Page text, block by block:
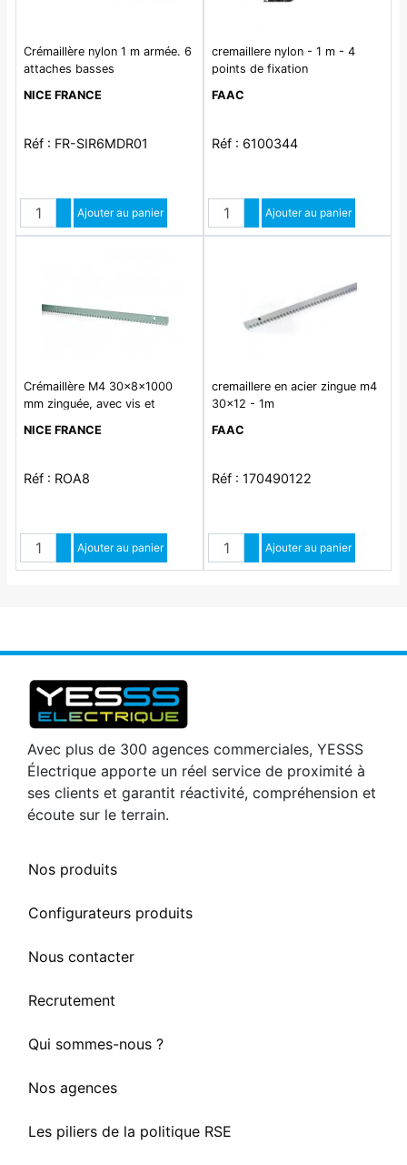
Crémaillère nylon 1 m armée. 6
attaches basses
NICE FRANCE
Réf : FR-SIR6MDR01
QuantitéAugmenter quantité
Diminuer quantité
Ajouter au panier
cremaillere nylon - 1 m - 4
points de fixation
FAAC
Réf : 6100344
QuantitéAugmenter quantité
Diminuer quantité
Ajouter au panier
Crémaillère M4 30x8x1000
mm zinguée, avec vis et
pièces)
NICE FRANCE
Réf : ROA8
QuantitéAugmenter quantité
Diminuer quantité
Ajouter au panier
cremaillere en acier zingue m4
30x12 - 1m
FAAC
Réf : 170490122
QuantitéAugmenter quantité
Diminuer quantité
Ajouter au panier
Avec plus de 300 agences commerciales, YESSS
Électrique apporte un réel service de proximité à
ses clients et garantit réactivité, compréhension et
écoute sur le terrain.
Nos produits
Configurateurs produits
Nous contacter
Recrutement
Qui sommes-nous ?
Nos agences
Les piliers de la politique RSE